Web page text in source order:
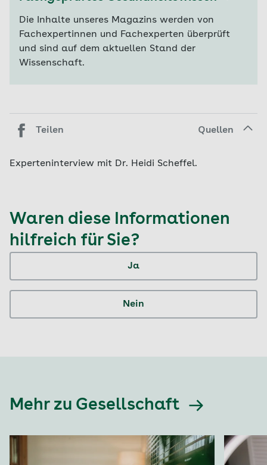
Die Inhalte unseres Magazins werden von
Fachexpertinnen und Fachexperten überprüft
und sind auf dem aktuellen Stand der
Wissenschaft.
Teilen Quellen
Experteninterview mit Dr. Heidi Scheffel.
Waren diese Informationen
hilfreich für Sie?
Ja
Nein
Mehr zu Gesellschaft